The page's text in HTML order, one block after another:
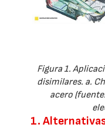
Figura 1.
disimilares. a.
acero
1.